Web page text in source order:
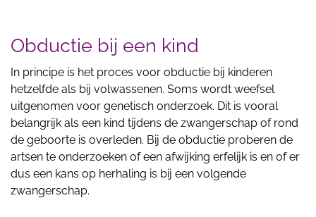
Obductie bij een kind
In principe is het proces voor obductie bij kinderen
hetzelfde als bij volwassenen. Soms wordt weefsel
uitgenomen voor genetisch onderzoek. Dit is vooral
belangrijk als een kind tijdens de zwangerschap of rond
de geboorte is overleden. Bij de obductie proberen de
artsen te onderzoeken of een afwijking erfelijk is en of er
dus een kans op herhaling is bij een volgende
zwangerschap.